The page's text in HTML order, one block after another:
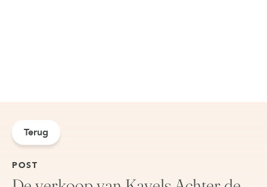
Terug
POST